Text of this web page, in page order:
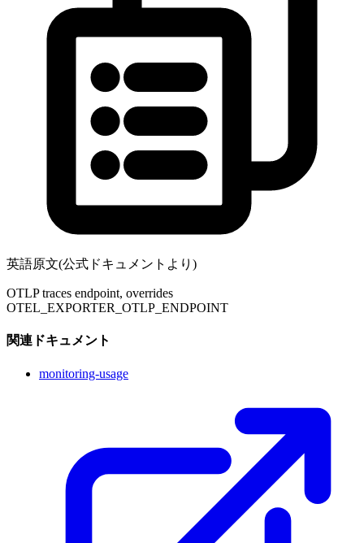
英語原文(公式ドキュメントより)
OTLP traces endpoint, overrides
OTEL_EXPORTER_OTLP_ENDPOINT
関連ドキュメント
monitoring-usage